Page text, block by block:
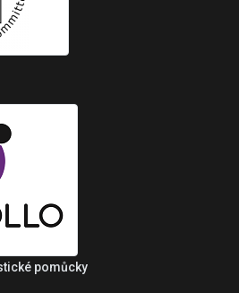
pomůcky